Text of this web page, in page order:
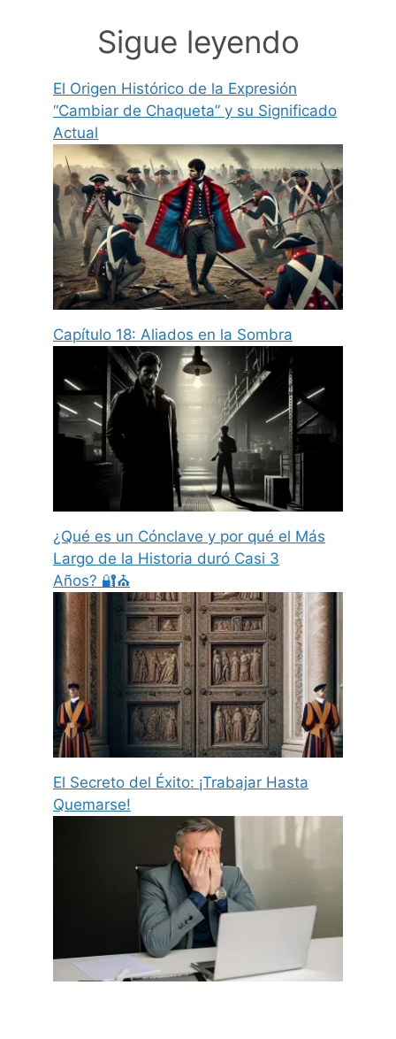
Sigue leyendo
El Origen Histórico de la Expresión
“Cambiar de Chaqueta” y su Significado
Actual
Capítulo 18: Aliados en la Sombra
¿Qué es un Cónclave y por qué el Más
Largo de la Historia duró Casi 3
Años? 🔐⛪
El Secreto del Éxito: ¡Trabajar Hasta
Quemarse!